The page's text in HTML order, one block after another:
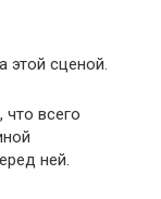
этой сценой.
что всего
ней.